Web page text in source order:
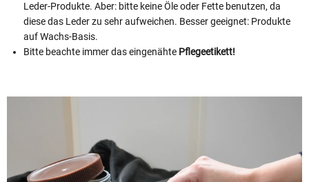
Leder-Produkte. Aber: bitte keine Öle oder Fette benutzen, da
diese das Leder zu sehr aufweichen. Besser geeignet: Produkte
auf Wachs-Basis.
Bitte beachte immer das eingenähte Pflegeetikett!